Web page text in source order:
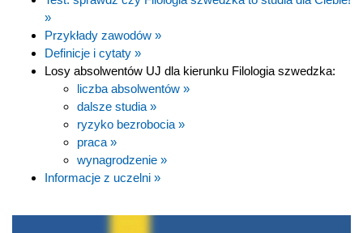
»
Przykłady zawodów »
Definicje i cytaty »
Losy absolwentów UJ dla kierunku Filologia szwedzka:
liczba absolwentów »
dalsze studia »
ryzyko bezrobocia »
praca »
wynagrodzenie »
Informacje z uczelni »